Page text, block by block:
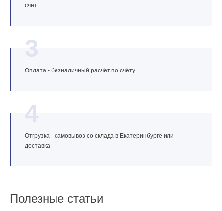
счёт
3
Оплата - безналичный расчёт по счёту
4
Отгрузка - самовывоз со склада в Екатеринбурге или
доставка
Полезные статьи